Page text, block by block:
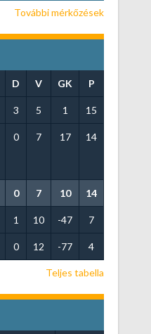
További mérkőzések
D V GK P
3 5 1 15
0 7 17 14
0 7 10 14
1 10 -47 7
0 12 -77 4
Teljes tabella